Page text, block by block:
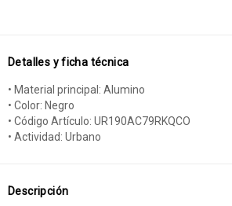
Detalles y ficha técnica
• Material principal: Alumino
• Color: Negro
• Código Artículo: UR190AC79RKQCO
• Actividad: Urbano
Descripción